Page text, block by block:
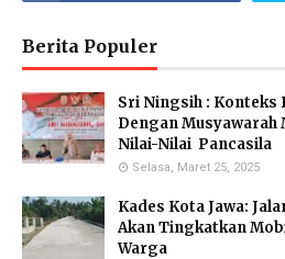
Berita Populer
Sri Ningsih : Konteks
Dengan Musyawarah
Nilai-Nilai Pancasila
Selasa, Maret 25, 2025
Kades Kota Jawa:
Akan Tingkatkan
Warga